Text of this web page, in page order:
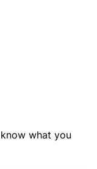
what you